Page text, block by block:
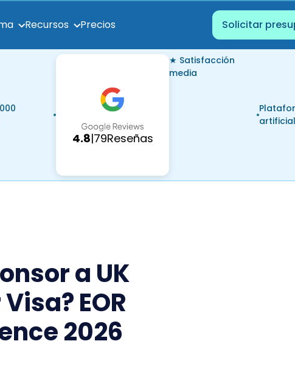
Recursos Precios Solicitar
4.8|79Reseñas
★ Satisfacción
media
artificial
a UK
EOR
2026